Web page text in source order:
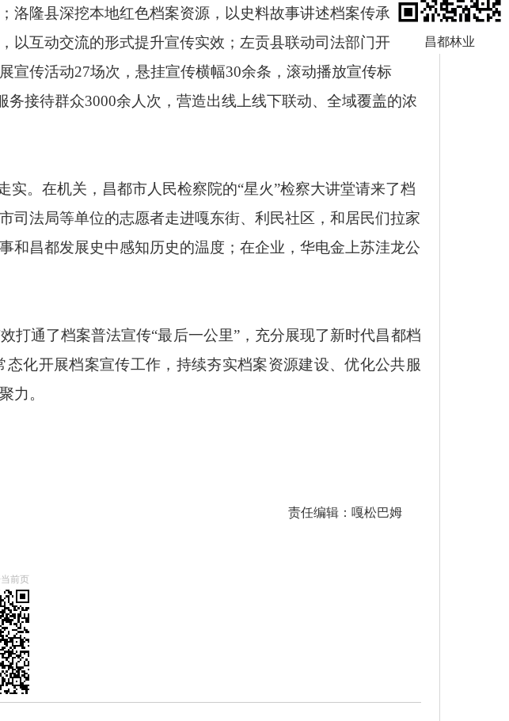
洛隆县深挖本地红色档案资源，以史料故事讲述档案传承历
互动交流的形式提升宣传实效；左贡县联动司法部门开展联
宣传活动27场次，悬挂宣传横幅30余条，滚动播放宣传标
接待群众3000余人次，营造出线上线下联动、全域覆盖的浓
实。在机关，昌都市人民检察院的“星火”检察大讲堂请来了档
司法局等单位的志愿者走进嘎东街、利民社区，和居民们拉家
和昌都发展史中感知历史的温度；在企业，华电金上苏洼龙公
打通了档案普法宣传“最后一公里”，充分展现了新时代昌都档
化开展档案宣传工作，持续夯实档案资源建设、优化公共服
力。
责任编辑：嘎松巴姆
前页
昌都林业